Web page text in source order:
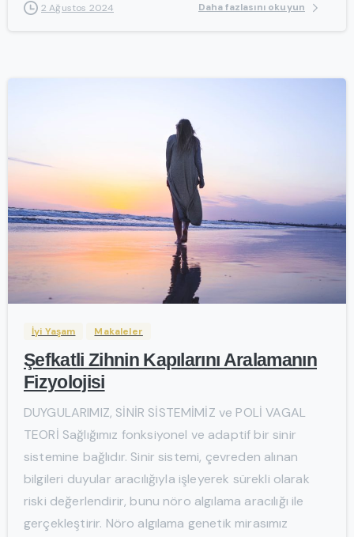
2 Ağustos 2024 Daha fazlasını okuyun
İyi Yaşam Makaleler
Şefkatli Zihnin Kapılarını Aralamanın
Fizyolojisi
DUYGULARIMIZ, SİNİR SİSTEMİMİZ ve POLİ VAGAL
TEORİ Sağlığımız fonksiyonel ve adaptif bir sinir
sistemine bağlıdır. Sinir sistemi, çevreden alınan
bilgileri duyular aracılığıyla işleyerek sürekli olarak
riski değerlendirir, bunu nöro algılama aracılığı ile
gerçekleştirir. Nöro algılama genetik mirasımız